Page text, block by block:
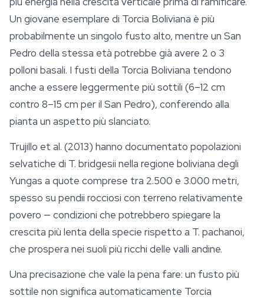
Un giovane esemplare di Torcia Boliviana è più
probabilmente un singolo fusto alto, mentre un San
Pedro della stessa età potrebbe già avere 2 o 3
polloni basali. I fusti della Torcia Boliviana tendono
anche a essere leggermente più sottili (6–12 cm
contro 8–15 cm per il San Pedro), conferendo alla
pianta un aspetto più slanciato.
Trujillo et al. (2013) hanno documentato popolazioni
selvatiche di T. bridgesii nella regione boliviana degli
Yungas a quote comprese tra 2.500 e 3.000 metri,
spesso su pendii rocciosi con terreno relativamente
povero — condizioni che potrebbero spiegare la
crescita più lenta della specie rispetto a T. pachanoi,
che prospera nei suoli più ricchi delle valli andine.
Una precisazione che vale la pena fare: un fusto più
sottile non significa automaticamente Torcia